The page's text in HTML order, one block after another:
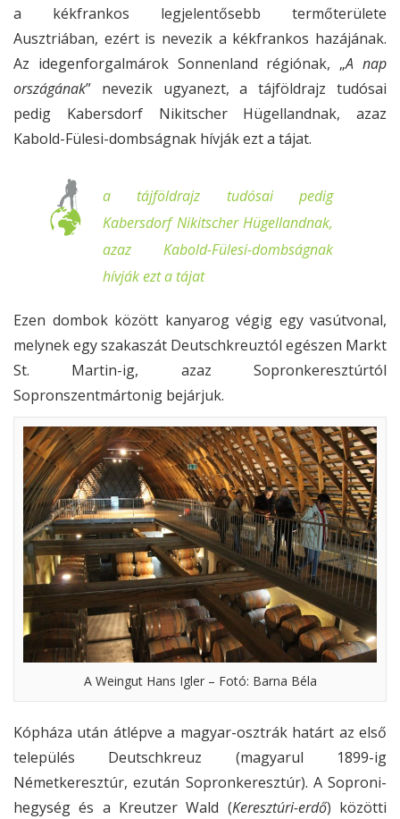
a kékfrankos legjelentősebb termőterülete
Ausztriában, ezért is nevezik a kékfrankos hazájának.
Az idegenforgalmárok Sonnenland régiónak, „A nap
országának” nevezik ugyanezt, a tájföldrajz tudósai
pedig Kabersdorf Nikitscher Hügellandnak, azaz
Kabold-Fülesi-dombságnak hívják ezt a tájat.
a tájföldrajz tudósai pedig
Kabersdorf Nikitscher Hügellandnak,
azaz Kabold-Fülesi-dombságnak
hívják ezt a tájat
Ezen dombok között kanyarog végig egy vasútvonal,
melynek egy szakaszát Deutschkreuztól egészen Markt
St. Martin-ig, azaz Sopronkeresztúrtól
Sopronszentmártonig bejárjuk.
A Weingut Hans Igler – Fotó: Barna Béla
Kópháza után átlépve a magyar-osztrák határt az első
település Deutschkreuz (magyarul 1899-ig
Németkeresztúr, ezután Sopronkeresztúr). A Soproni-
hegység és a Kreutzer Wald (Keresztúri-erdő) közötti